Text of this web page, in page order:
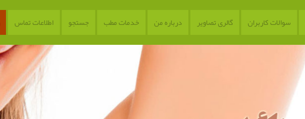
سوالات کاربران گالری تصاویر درباره من خدمات مطب جستجو اطلاعات تماس